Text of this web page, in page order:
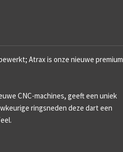
Atrax is onze nieuwe premium
CNC-machines, geeft een uniek
ringsneden deze dart een